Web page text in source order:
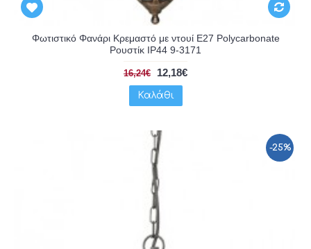
Φωτιστικό Φανάρι Κρεμαστό με ντουί E27 Polycarbonate
Ρουστίκ IP44 9-3171
16,24€ 12,18€
Καλάθι
-25%